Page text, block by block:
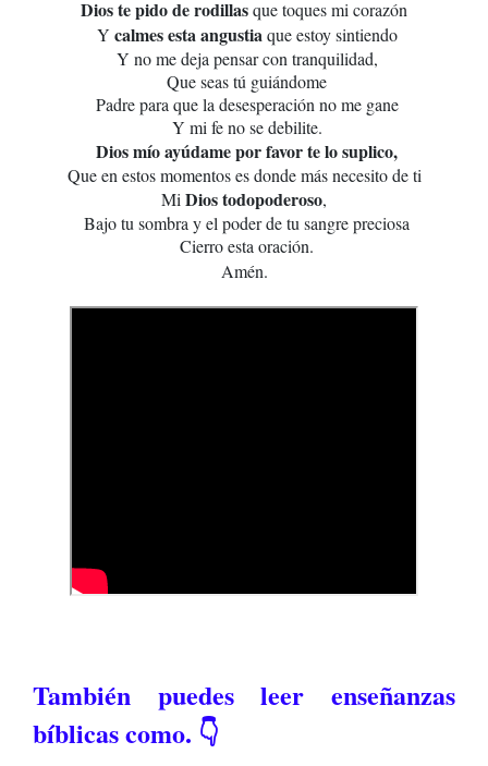
Dios te pido de rodillasque toques mi corazón
Y calmes esta angustiaque estoy sintiendo
Y no me deja pensar con tranquilidad,
Que seas tú guiándome
Padre para que la desesperación no me gane
Y mi fe no se debilite.
Dios mío ayúdame por favor te lo suplico,
Que en estos momentos es donde más necesito de ti
Mi Dios todopoderoso,
Bajo tu sombra y el poder de tu sangre preciosa
Cierro esta oración.
Amén.
También puedes leer enseñanzas
bíblicas como. 👇